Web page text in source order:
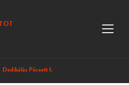
Dedikálás Pécsett I.